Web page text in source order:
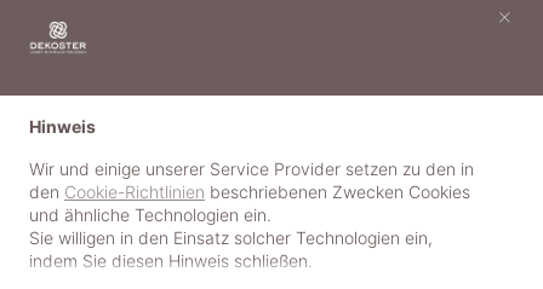
Hinweis
Wir und einige unserer Service Provider setzen zu den in
den Cookie-Richtlinien beschriebenen Zwecken Cookies
und ähnliche Technologien ein.
Sie willigen in den Einsatz solcher Technologien ein,
indem Sie diesen Hinweis schließen.
×